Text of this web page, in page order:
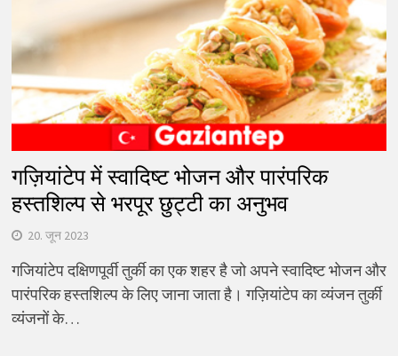
गज़ियांटेप में स्वादिष्ट भोजन और पारंपरिक
हस्तशिल्प से भरपूर छुट्टी का अनुभव
20. जून 2023
गजियांटेप दक्षिणपूर्वी तुर्की का एक शहर है जो अपने स्वादिष्ट भोजन और
पारंपरिक हस्तशिल्प के लिए जाना जाता है। गज़ियांटेप का व्यंजन तुर्की
व्यंजनों के…